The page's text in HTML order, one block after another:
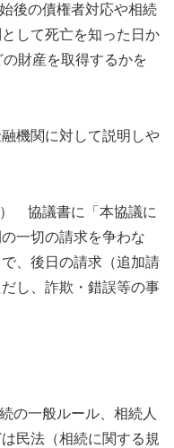
後の債権者対応や相続
して死亡を知った日か
財産を取得するかを
機関に対して説明しや
協議書に「本協議に
一切の請求を争わな
、後日の請求（追加請
し、詐欺・錯誤等の事
の一般ルール、相続人
民法（相続に関する規